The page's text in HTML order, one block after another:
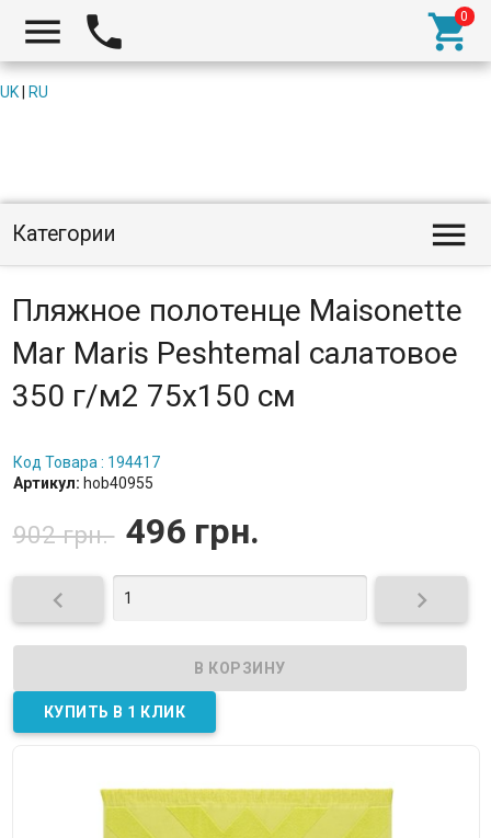
  
UK RU
Категории 
Пляжное полотенце Maisonette
Mar Maris Peshtemal салатовое
350 г/м2 75х150 см
Код Товара : 194417
Артикул: hob40955
902 грн. 496 грн.
 